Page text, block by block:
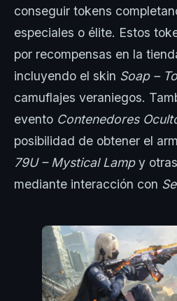
conseguir tokens
especiales o élite. Estos
por recompensas en la
incluyendo el skin Soap –
camuflajes veraniegos.
evento Contenedores
posibilidad de obtener el
79U – Mystical Lampy
mediante interacción con